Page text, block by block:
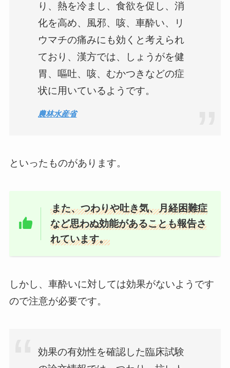
り、熱を冷まし、食欲を促し、消
化を高め、風邪、咳、車酔い、リ
ウマチの痛みにも効くと考えられ
ており、漢方では、しょうがを健
胃、嘔吐、咳、むかつきなどの症
状に用いているようです。
農林水産省
といったものがあります。
また、つわりや吐き気、月経困難症
など思わぬ効能があることも報告さ
れています。
しかし、 車酔いに対しては効果がないようです
ので注意が必要です。
効果の有効性を確認した臨床試験